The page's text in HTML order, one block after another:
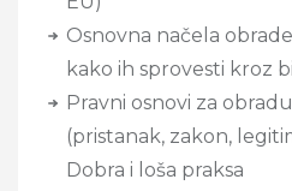
Osnovna načela
kako ih sprovesti kroz
Pravni osnovi za
(pristanak, zakon,
Dobra i loša praksa